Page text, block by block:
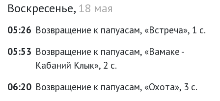
Воскресенье, 18 мая
05:26 Возвращение к папуасам, «Встреча», 1 с.
05:53 Возвращение к папуасам, «Вамаке -
Кабаний Клык», 2 с.
06:20 Возвращение к папуасам, «Охота», 3 с.